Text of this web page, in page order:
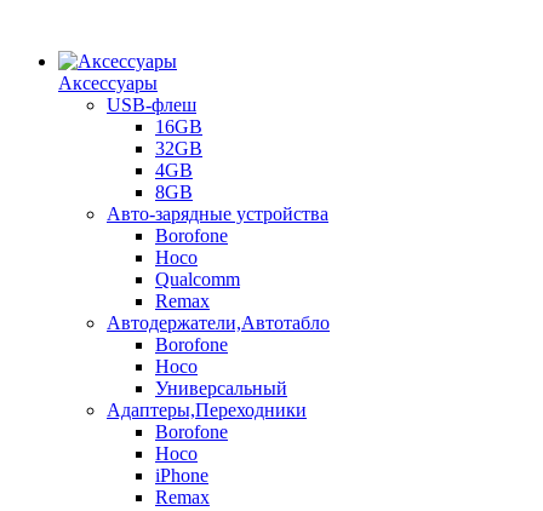
Аксессуары
USB-флеш
16GB
32GB
4GB
8GB
Авто-зарядные устройства
Borofone
Hoco
Qualcomm
Remax
Автодержатели,Автотабло
Borofone
Hoco
Универсальный
Адаптеры,Переходники
Borofone
Hoco
iPhone
Remax